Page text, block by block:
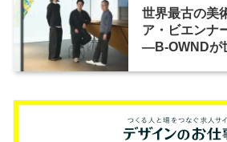
世界最古の美
ア・ビエンナ
―B-OWNDが